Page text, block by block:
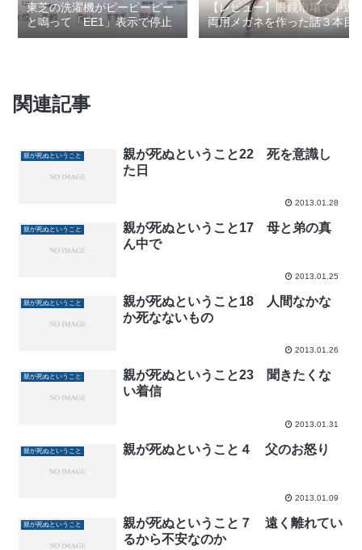
東芝の洗濯機がピーピーピー
と鳴って「EE1」表示で停止
【レビュー】眼鏡市場で中近
両用メガネを作った話３本目
関連記事
親が死ぬということ
親が死ぬということ22 死を意識し
た日
2013.01.28
親が死ぬということ
親が死ぬということ17 母と弟の真
ん中で
2013.01.25
親が死ぬということ
親が死ぬということ18 人間なかな
か死なないもの
2013.01.26
親が死ぬということ
親が死ぬということ23 聞きたくな
い着信
2013.01.31
親が死ぬということ 親が死ぬということ４ 父のお怒り
2013.01.09
親が死ぬということ
親が死ぬということ７ 遠く離れてい
るから不安なのか